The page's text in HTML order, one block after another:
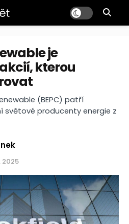
je
kterou
(BEPC) patří
světové producenty energie z
2025